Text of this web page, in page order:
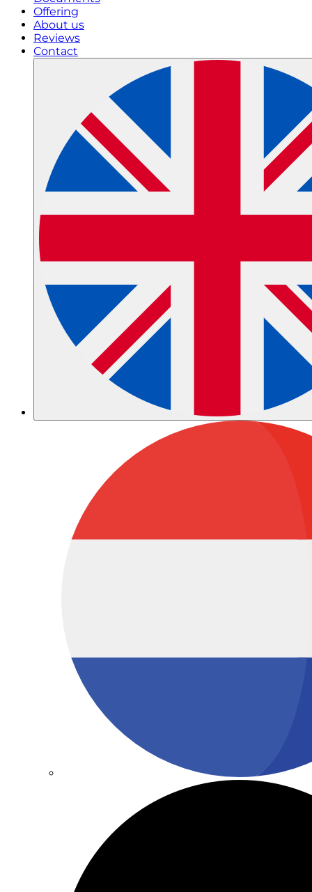
Offering
About us
Reviews
Contact